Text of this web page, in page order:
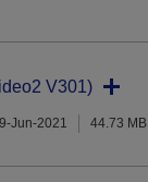
V301)
Jun-2021 44.73 MB